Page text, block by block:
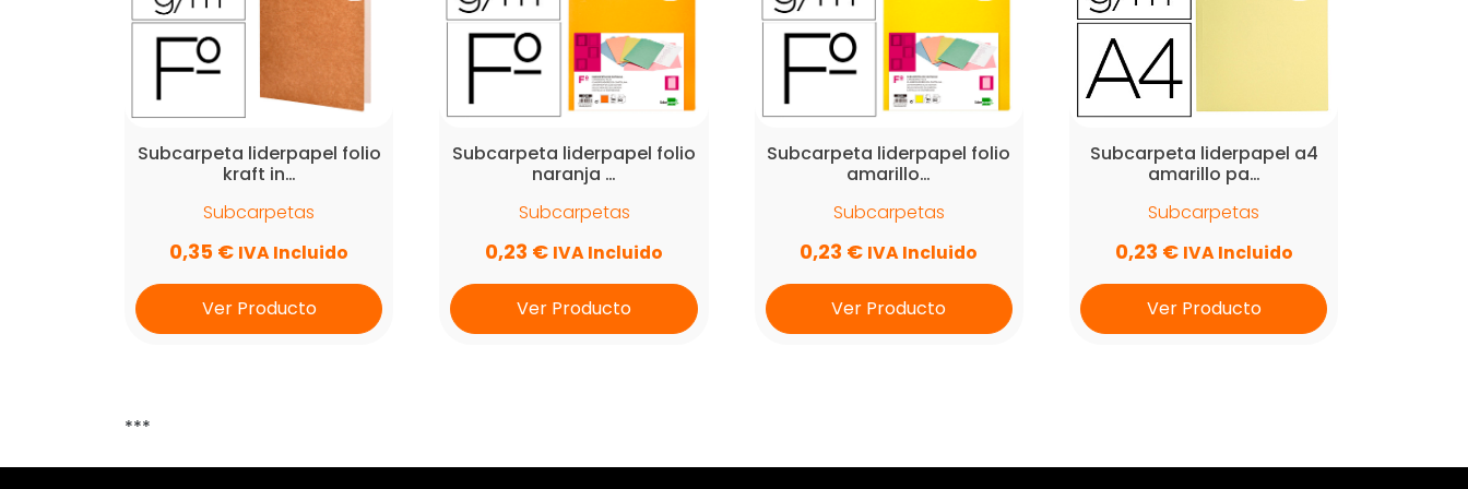
Subcarpeta liderpapel folio
kraft in…
Subcarpetas
0,35 € IVA Incluido
Ver Producto
Subcarpeta liderpapel folio
naranja …
Subcarpetas
0,23 € IVA Incluido
Ver Producto
Subcarpeta liderpapel folio
amarillo…
Subcarpetas
0,23 € IVA Incluido
Ver Producto
Subcarpeta liderpapel a4
amarillo pa…
Subcarpetas
0,23 € IVA Incluido
Ver Producto
***